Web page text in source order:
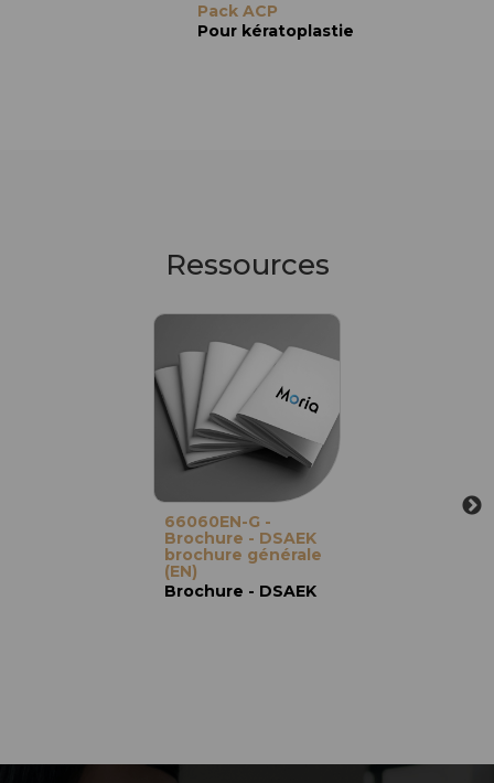
Pack ACP
Pour kératoplastie
Ressources
66060EN-G -
Brochure - DSAEK
brochure générale
(EN)
Brochure - DSAEK